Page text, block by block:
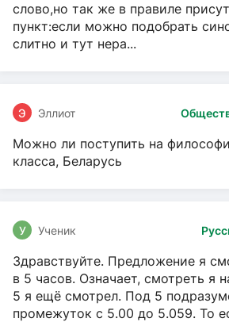
слово,но так же в правиле
пункт:если можно подобрать
слитно и тут нера...
Э Эллиот
Можно ли поступить на
класса, Беларусь
У Ученик
Здравствуйте. Предложение я
в 5 часов. Означает, смотреть я
5 я ещё смотрел. Под 5
промежуток с 5.00 до 5.059. То